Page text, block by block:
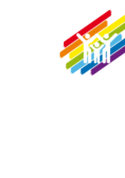
WIR
UNSERE